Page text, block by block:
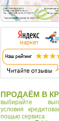
ПРОДАЁМ В
выбирайте
условия
пощью сервиса